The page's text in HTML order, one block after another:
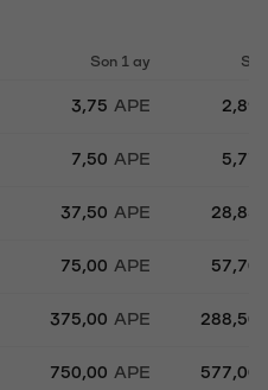
Son 1 ay
3,75 APE 2,89
7,50 APE 5,77
37,50 APE 28,85
75,00 APE 57,70
375,00 APE 288,50
750,00 APE 577,00